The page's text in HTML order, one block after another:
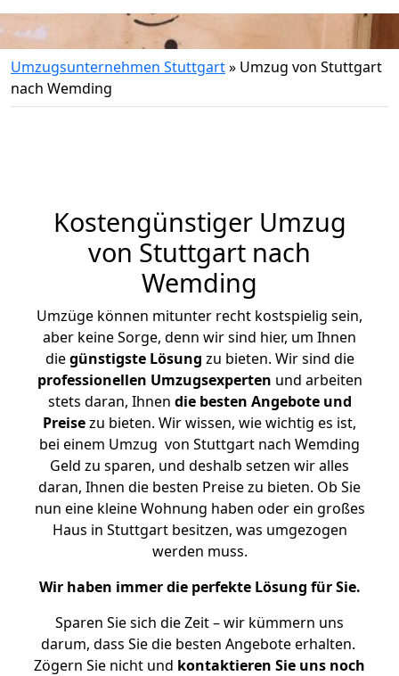
Umzugsunternehmen Stuttgart» Umzug von Stuttgart
nach Wemding
Kostengünstiger Umzug
von Stuttgart nach
Wemding
Umzüge können mitunter recht kostspielig sein,
aber keine Sorge, denn wir sind hier, um Ihnen
diegünstigste Lösung zu bieten. Wir sind die
professionellen Umzugsexperten und arbeiten
stets daran, Ihnen die besten Angebote und
Preisezu bieten. Wir wissen, wie wichtig es ist,
bei einem Umzug von Stuttgart nach Wemding
Geld zu sparen, und deshalb setzen wir alles
daran, Ihnen die besten Preise zu bieten. Ob Sie
nun eine kleine Wohnung haben oder ein großes
Haus in Stuttgart besitzen, was umgezogen
werden muss.
Wir haben immer die perfekte Lösung für Sie.
Sparen Sie sich die Zeit – wir kümmern uns
darum, dass Sie die besten Angebote erhalten.
Zögern Sie nicht und kontaktieren Sie uns noch